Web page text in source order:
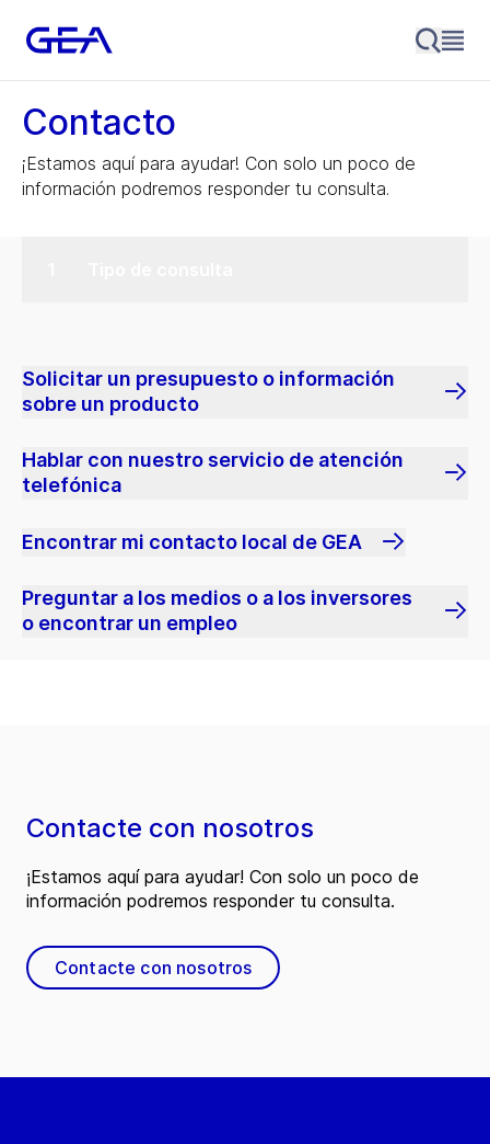
Contacto
¡Estamos aquí para ayudar! Con solo un poco de
información podremos responder tu consulta.
Solicitar un presupuesto o información
sobre un producto
Hablar con nuestro servicio de atención
telefónica
Encontrar mi contacto local de GEA
Preguntar a los medios o a los inversores
o encontrar un empleo
Contacte con nosotros
¡Estamos aquí para ayudar! Con solo un poco de
información podremos responder tu consulta.
Contacte con nosotros